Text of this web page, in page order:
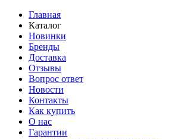
Главная
Каталог
Новинки
Бренды
Доставка
Отзывы
Вопрос ответ
Новости
Контакты
Как купить
О нас
Гарантии